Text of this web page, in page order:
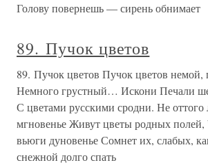
Голову повернешь — сирень обнимает
89. Пучок цветов
89. Пучок цветов Пучок цветов немой,
Немного грустный… Искони Печали
С цветами русскими сродни. Не оттого
мгновенье Живут цветы родных полей,
вьюги дуновенье Сомнет их, слабых,
снежной долго спать